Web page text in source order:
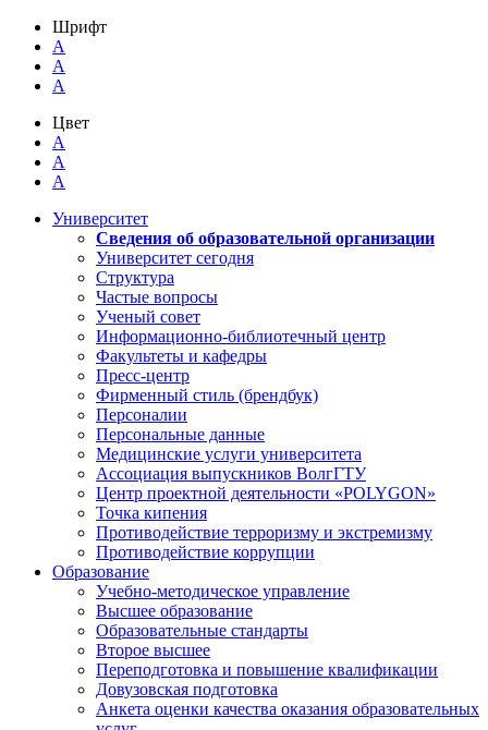
Шрифт
A
A
A
Цвет
A
A
A
Университет
Сведения об образовательной организации
Университет сегодня
Структура
Частые вопросы
Ученый совет
Информационно-библиотечный центр
Факультеты и кафедры
Пресс-центр
Фирменный стиль (брендбук)
Персоналии
Персональные данные
Медицинские услуги университета
Ассоциация выпускников ВолгГТУ
Центр проектной деятельности «POLYGON»
Точка кипения
Противодействие терроризму и экстремизму
Противодействие коррупции
Образование
Учебно-методическое управление
Высшее образование
Образовательные стандарты
Второе высшее
Переподготовка и повышение квалификации
Довузовская подготовка
Анкета оценки качества оказания образовательных